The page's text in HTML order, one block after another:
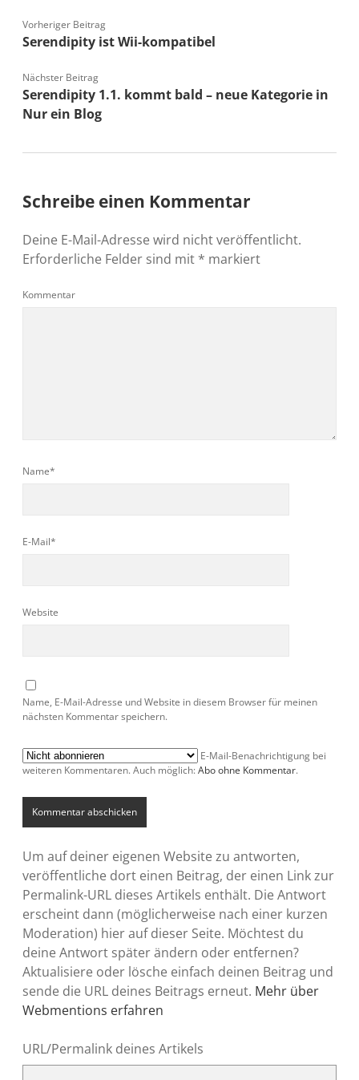
Vorheriger Beitrag
Serendipity ist Wii-kompatibel
Nächster Beitrag
Serendipity 1.1. kommt bald – neue Kategorie in
Nur ein Blog
Schreibe einen Kommentar
Deine E-Mail-Adresse wird nicht veröffentlicht.
Erforderliche Felder sind mit * markiert
Kommentar
Name*
E-Mail*
Website
Name, E-Mail-Adresse und Website in diesem Browser für meinen
nächsten Kommentar speichern.
E-Mail-Benachrichtigung bei
weiteren Kommentaren. Auch möglich: Abo ohne Kommentar.
Um auf deiner eigenen Website zu antworten,
veröffentliche dort einen Beitrag, der einen Link zur
Permalink-URL dieses Artikels enthält. Die Antwort
erscheint dann (möglicherweise nach einer kurzen
Moderation) hier auf dieser Seite. Möchtest du
deine Antwort später ändern oder entfernen?
Aktualisiere oder lösche einfach deinen Beitrag und
sende die URL deines Beitrags erneut. Mehr über
Webmentions erfahren
URL/Permalink deines Artikels